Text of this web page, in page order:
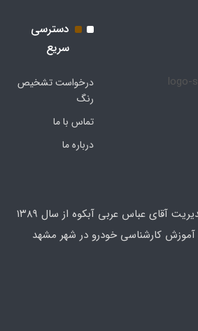
دسترسی
سریع
درخواست تشخیص
رنگ
تماس با ما
درباره ما
با مدیریت آقای عباس عربی آبکوه از سال ۱۳۸۹
کارشناسی خودرو در شهر مشهد